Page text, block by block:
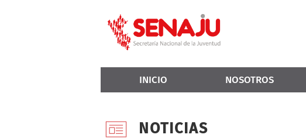
INICIO NOSOTROS
NOTICIAS